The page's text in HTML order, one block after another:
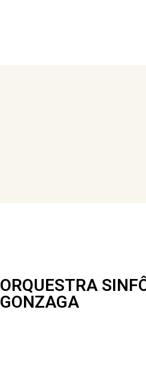
ORQUESTRA
GONZAGA